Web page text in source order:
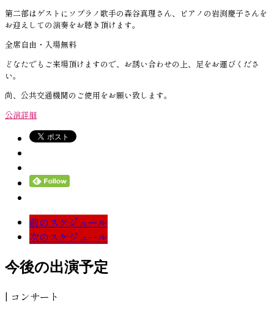
第二部はゲストにソプラノ歌手の森谷真理さん、ピアノの岩渕慶子さんを
お迎えしての演奏をお聴き頂けます。
全席自由・入場無料
どなたでもご来場頂けますので、お誘い合わせの上、足をお運びくださ
い。
尚、公共交通機関のご使用をお願い致します。
公演詳細
前のスケジュール
次のスケジュール
今後の出演予定
| コンサート